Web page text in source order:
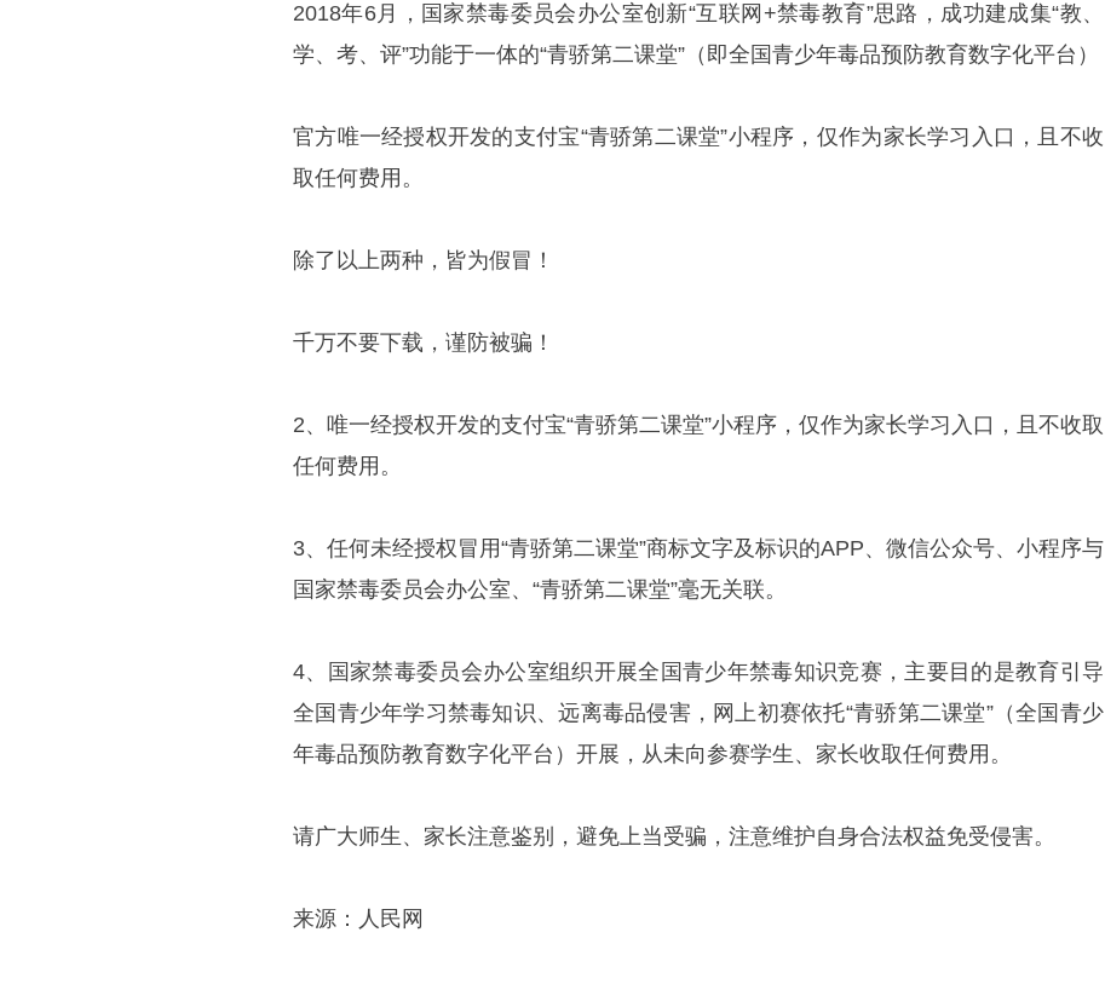
2018年6月，国家禁毒委员会办公室创新“互联网+禁毒教育”思路，成功建成集“教、
学、考、评”功能于一体的“青骄第二课堂”（即全国青少年毒品预防教育数字化平台）
官方唯一经授权开发的支付宝“青骄第二课堂”小程序，仅作为家长学习入口，且不收
取任何费用。
除了以上两种，皆为假冒！
千万不要下载，谨防被骗！
2、唯一经授权开发的支付宝“青骄第二课堂”小程序，仅作为家长学习入口，且不收取
任何费用。
3、任何未经授权冒用“青骄第二课堂”商标文字及标识的APP、微信公众号、小程序与
国家禁毒委员会办公室、“青骄第二课堂”毫无关联。
4、国家禁毒委员会办公室组织开展全国青少年禁毒知识竞赛，主要目的是教育引导
全国青少年学习禁毒知识、远离毒品侵害，网上初赛依托“青骄第二课堂”（全国青少
年毒品预防教育数字化平台）开展，从未向参赛学生、家长收取任何费用。
请广大师生、家长注意鉴别，避免上当受骗，注意维护自身合法权益免受侵害。
来源：人民网